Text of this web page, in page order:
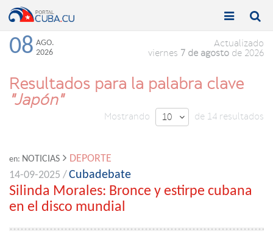
Toggle

Toggle

08 AGO.
2026
Actualizado
viernes 7 de agosto de 2026
Resultados para la palabra clave
"Japón"
Mostrando 10  de 14 resultados
en: NOTICIAS
DEPORTE
14-09-2025 /Cubadebate
Silinda Morales: Bronce y estirpe cubana
en el disco mundial